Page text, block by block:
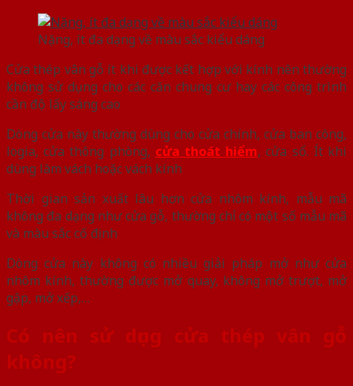
Nặng, ít đa dạng về màu sắc kiểu dáng
Cửa thép vân gỗ ít khi được kết hợp với kính nên thường
không sử dụng cho các căn chung cư hay các công trình
cần độ lấy sáng cao
Dòng cửa này thường dùng cho cửa chính, cửa ban công,
logia, cửa thông phòng, cửa thoát hiểm, cửa sổ. Ít khi
dùng làm vách hoặc vách kính
Thời gian sản xuất lâu hơn cửa nhôm kính, mẫu mã
không đa dạng như cửa gỗ, thường chỉ có một số mẫu mã
và màu sắc cố định
Dòng cửa này không có nhiều giải pháp mở như cửa
nhôm kính, thường được mở quay, không mở trượt, mở
gập, mở xếp,…
Có nên sử dụng cửa thép vân gỗ
không?